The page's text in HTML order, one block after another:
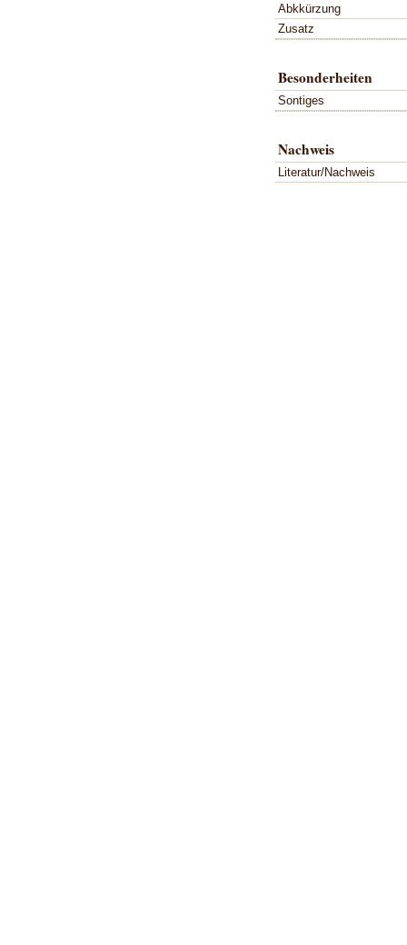
Abkkürzung
Zusatz
Besonderheiten
Sontiges
Nachweis
Literatur/Nachweis